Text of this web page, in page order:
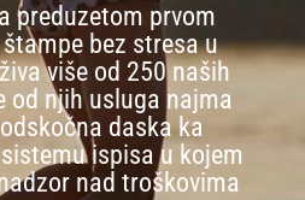
preduzetom prvom
bez stresa u
više od 250 naših
od njih usluga najma
daska ka
ispisa u kojem
nad troškovima